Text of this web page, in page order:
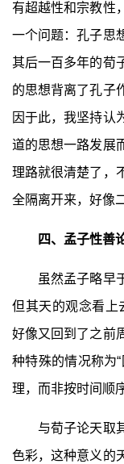
有超越性和宗教性
一个问题：孔子思
其后一百多年的荀
的思想背离了孔子
因于此，我坚持认
道的思想一路发展
理路就很清楚了，
全隔离开来，好像
四、孟子性善
虽然孟子略早于
但其天的观念看上
好像又回到了之前
种特殊的情况称为
理，而非按时间顺
与荀子论天取其
色彩，这种意义的